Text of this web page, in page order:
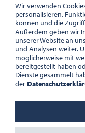
Förderungen
Logo
ÖSTERREICHISCHE
GESELLSCHAFT FÜR
PALAIS WILCZEK,
ZVR-NR.: 508018443
Wir verwenden
personalisieren,
können und die
Außerdem geben wir
unserer Website an
und Analysen weiter.
möglicherweise mit
bereitgestellt haben
Dienste gesammelt
der